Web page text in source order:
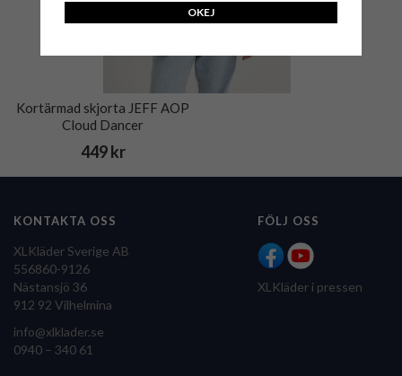
Kortärmad skjorta JEFF AOP
Cloud Dancer
449 kr
KONTAKTA OSS
XLKläder Sverige AB
556860-9126
Nästansjö 36
912 92 Vilhelmina
info@xlklader.se
0940 – 340 61
FÖLJ OSS
XLKläder i pressen
OKEJ